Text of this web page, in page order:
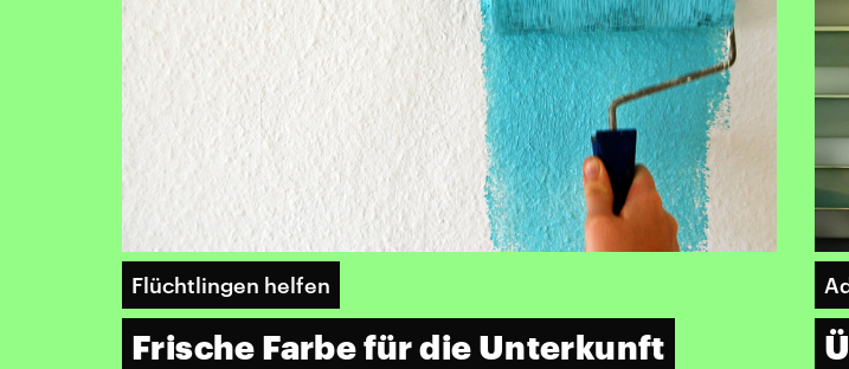
Flüchtlingen helfen
Frische Farbe für die Unterkunft